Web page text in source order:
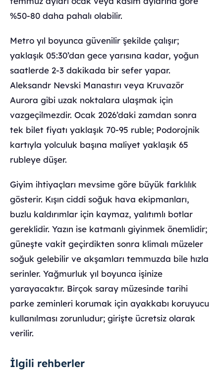
%50-80 daha pahalı olabilir.
Metro yıl boyunca güvenilir şekilde çalışır;
yaklaşık 05:30’dan gece yarısına kadar, yoğun
saatlerde 2-3 dakikada bir sefer yapar.
Aleksandr Nevski Manastırı veya Kruvazör
Aurora gibi uzak noktalara ulaşmak için
vazgeçilmezdir. Ocak 2026’daki zamdan sonra
tek bilet fiyatı yaklaşık 70-95 ruble; Podorojnik
kartıyla yolculuk başına maliyet yaklaşık 65
rubleye düşer.
Giyim ihtiyaçları mevsime göre büyük farklılık
gösterir. Kışın ciddi soğuk hava ekipmanları,
buzlu kaldırımlar için kaymaz, yalıtımlı botlar
gereklidir. Yazın ise katmanlı giyinmek önemlidir;
güneşte vakit geçirdikten sonra klimalı müzeler
soğuk gelebilir ve akşamları temmuzda bile hızla
serinler. Yağmurluk yıl boyunca işinize
yarayacaktır. Birçok saray müzesinde tarihi
parke zeminleri korumak için ayakkabı koruyucu
kullanılması zorunludur; girişte ücretsiz olarak
verilir.
İlgili rehberler